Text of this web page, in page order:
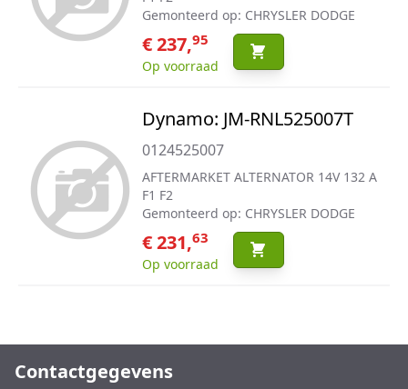
Gemonteerd op: CHRYSLER DODGE
€ 237,95
Op voorraad
Dynamo: JM-RNL525007T
0124525007
AFTERMARKET ALTERNATOR 14V 132 A
F1 F2
Gemonteerd op: CHRYSLER DODGE
€ 231,63
Op voorraad
Contactgegevens